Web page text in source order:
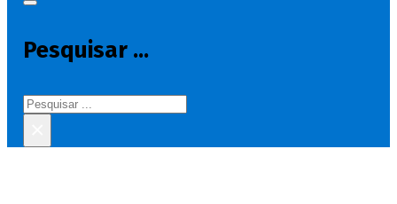
Pesquisar ...
Pesquisar